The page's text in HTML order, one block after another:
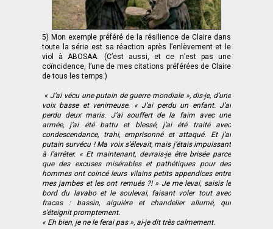
5) Mon exemple préféré de la résilience de Claire dans
toute la série est sa réaction après l’enlèvement et le
viol à ABOSAA. (C’est aussi, et ce n’est pas une
coïncidence, l’une de mes citations préférées de Claire
de tous les temps.)
« J’ai vécu une putain de guerre mondiale », dis-je, d’une
voix basse et venimeuse. « J’ai perdu un enfant. J’ai
perdu deux maris. J’ai souffert de la faim avec une
armée, j’ai été battu et blessé, j’ai été traité avec
condescendance, trahi, emprisonné et attaqué. Et j’ai
putain survécu ! Ma voix s’élevait, mais j’étais impuissant
à l’arrêter. « Et maintenant, devrais-je être brisée parce
que des excuses misérables et pathétiques pour des
hommes ont coincé leurs vilains petits appendices entre
mes jambes et les ont remués ?! » Je me levai, saisis le
bord du lavabo et le soulevai, faisant voler tout avec
fracas : bassin, aiguière et chandelier allumé, qui
s’éteignit promptement.
« Eh bien, je ne le ferai pas », ai-je dit très calmement.